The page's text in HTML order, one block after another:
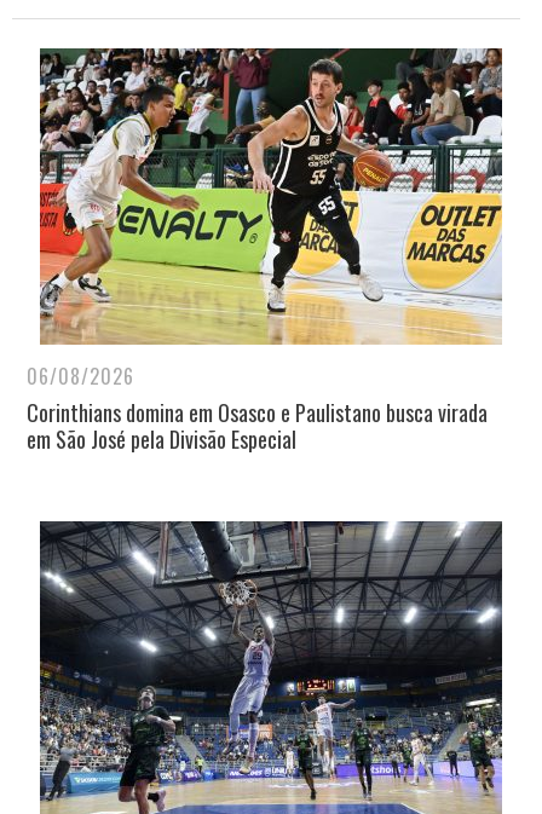
06/08/2026
Corinthians domina em Osasco e Paulistano busca virada
em São José pela Divisão Especial